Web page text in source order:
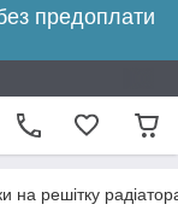
предоплати
на решітку